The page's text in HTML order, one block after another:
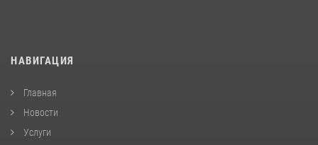
НАВИГАЦИЯ
Главная
Новости
Услуги